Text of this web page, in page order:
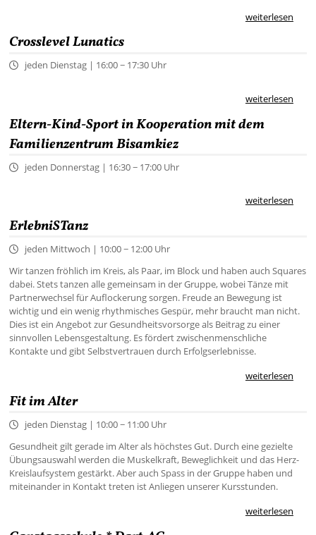
weiterlesen
Crosslevel Lunatics
jeden Dienstag | 16:00 − 17:30 Uhr
weiterlesen
Eltern-Kind-Sport in Kooperation mit dem
Familienzentrum Bisamkiez
jeden Donnerstag | 16:30 − 17:00 Uhr
weiterlesen
ErlebniSTanz
jeden Mittwoch | 10:00 − 12:00 Uhr
Wir tanzen fröhlich im Kreis, als Paar, im Block und haben auch Squares
dabei. Stets tanzen alle gemeinsam in der Gruppe, wobei Tänze mit
Partnerwechsel für Auflockerung sorgen. Freude an Bewegung ist
wichtig und ein wenig rhythmisches Gespür, mehr braucht man nicht.
Dies ist ein Angebot zur Gesundheitsvorsorge als Beitrag zu einer
sinnvollen Lebensgestaltung. Es fördert zwischenmenschliche
Kontakte und gibt Selbstvertrauen durch Erfolgserlebnisse.
weiterlesen
Fit im Alter
jeden Dienstag | 10:00 − 11:00 Uhr
Gesundheit gilt gerade im Alter als höchstes Gut. Durch eine gezielte
Übungsauswahl werden die Muskelkraft, Beweglichkeit und das Herz-
Kreislaufsystem gestärkt. Aber auch Spass in der Gruppe haben und
miteinander in Kontakt treten ist Anliegen unserer Kursstunden.
weiterlesen